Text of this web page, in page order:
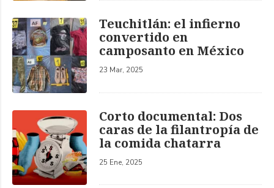
Teuchitlán: el infierno
convertido en
camposanto en México
23 Mar, 2025
Corto documental: Dos
caras de la filantropía de
la comida chatarra
25 Ene, 2025